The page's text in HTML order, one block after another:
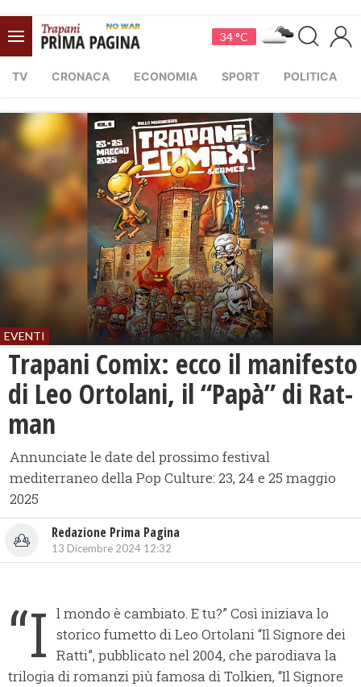
34 °C
TV CRONACA ECONOMIA SPORT POLITICA
EVENTI
Trapani Comix: ecco il manifesto
di Leo Ortolani, il “Papà” di Rat-
man
Annunciate le date del prossimo festival
mediterraneo della Pop Culture: 23, 24 e 25 maggio
2025
Redazione Prima Pagina
13 Dicembre 2024 12:32
“I l mondo è cambiato. E tu?” Così iniziava lo
storico fumetto di Leo Ortolani “Il Signore dei
Ratti”, pubblicato nel 2004, che parodiava la
trilogia di romanzi più famosa di Tolkien, “Il Signore